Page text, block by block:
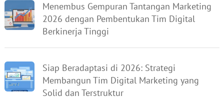
Menembus Gempuran Tantangan Marketing
2026 dengan Pembentukan Tim Digital
Berkinerja Tinggi
Siap Beradaptasi di 2026: Strategi
Membangun Tim Digital Marketing yang
Solid dan Terstruktur